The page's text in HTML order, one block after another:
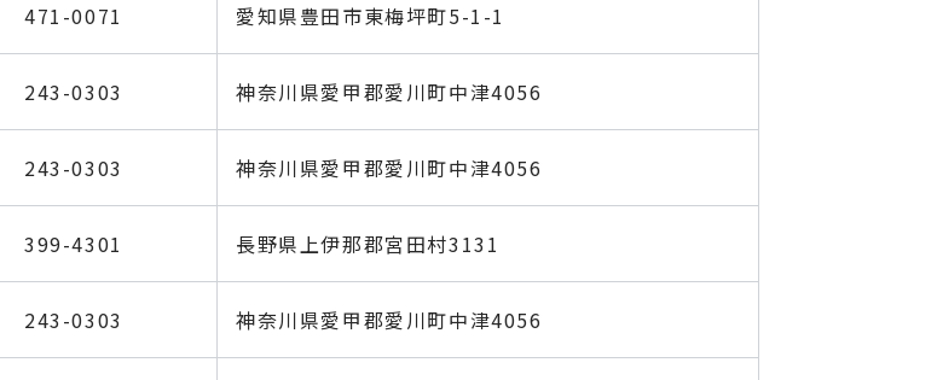
471-0071 愛知県豊田市東梅坪町5-1-1
243-0303 神奈川県愛甲郡愛川町中津4056
243-0303 神奈川県愛甲郡愛川町中津4056
399-4301 長野県上伊那郡宮田村3131
243-0303 神奈川県愛甲郡愛川町中津4056